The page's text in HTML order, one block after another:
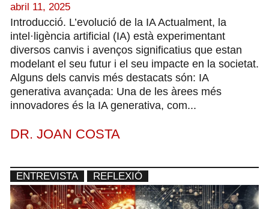
abril 11, 2025
Introducció. L’evolució de la IA Actualment, la
intel·ligència artificial (IA) està experimentant
diversos canvis i avenços significatius que estan
modelant el seu futur i el seu impacte en la societat.
Alguns dels canvis més destacats són: IA
generativa avançada: Una de les àrees més
innovadores és la IA generativa, com...
DR. JOAN COSTA
ENTREVISTA REFLEXIÓ